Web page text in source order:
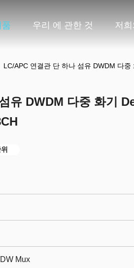
품 우리 에 관한 것 저
LC/APC 연결관 단 하나 섬유 DWDM 다
유 DWDM 다중 화기
Mux